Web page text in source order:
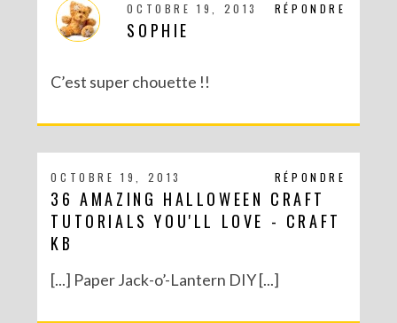
RÉPONDRE
OCTOBRE 19, 2013
SOPHIE
C’est super chouette !!
RÉPONDRE
OCTOBRE 19, 2013
36 AMAZING HALLOWEEN CRAFT
TUTORIALS YOU'LL LOVE - CRAFT
KB
[...] Paper Jack-o’-Lantern DIY [...]